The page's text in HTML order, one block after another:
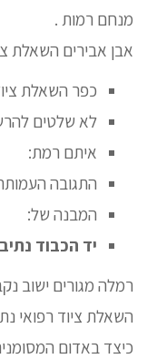
מנחם רמות .
אבן אבירים השאלת
כפר השאלת
לא שלטים
איתם רמת:
התגובה
המבנה של:
יד הכבוד
רמלה מגורים ישוב
השאלת ציוד רפואי
כיצד באדום